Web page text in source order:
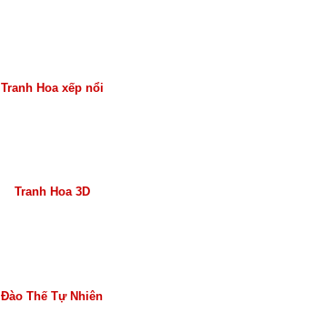
Tranh Hoa xếp nổi
Tranh Hoa 3D
Đào Thế Tự Nhiên